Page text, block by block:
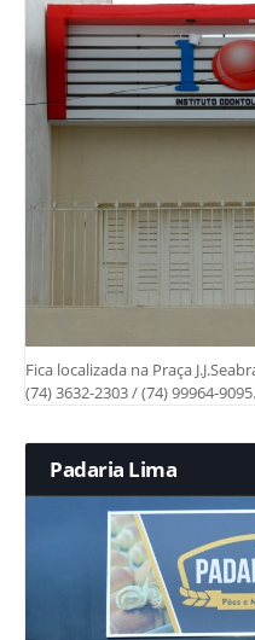
Fica localizada na Praça
(74) 3632-2303 / (74) 99964-9095.
Padaria Lima